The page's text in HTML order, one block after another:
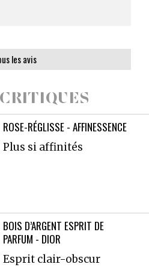
les avis
ROSE-RÉGLISSE - AFFINESSENCE
Plus si affinités
BOIS D’ARGENT ESPRIT DE
PARFUM - DIOR
Esprit clair-obscur